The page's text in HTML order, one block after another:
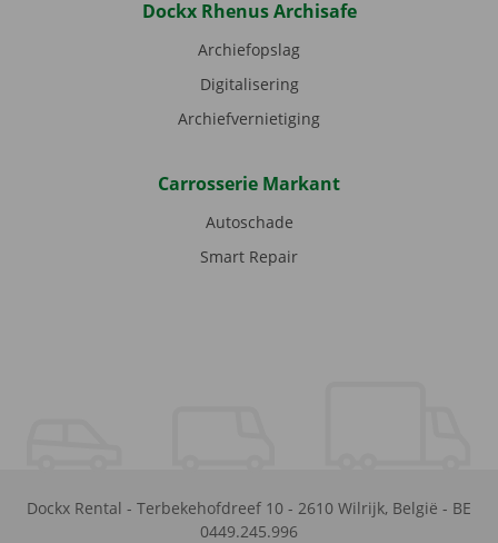
Dockx Rhenus Archisafe
Archiefopslag
Digitalisering
Archiefvernietiging
Carrosserie Markant
Autoschade
Smart Repair
Dockx Rental - Terbekehofdreef 10 - 2610 Wilrijk, België - BE
0449.245.996